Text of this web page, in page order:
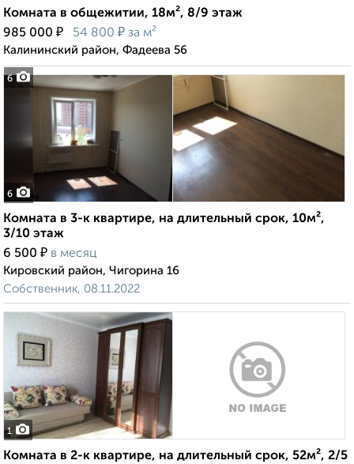
6
Комната в общежитии, 18м², 8/9 этаж
985 000 ₽ 54 800 ₽ за м²
Калининский район, Фадеева 56
6
Комната в 3-к квартире, на длительный срок, 10м²,
3/10 этаж
6 500 ₽ в месяц
Кировский район, Чигорина 16
Собственник, 08.11.2022
1
Комната в 2-к квартире, на длительный срок, 52м², 2/5